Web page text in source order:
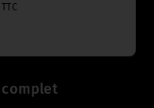
TTC